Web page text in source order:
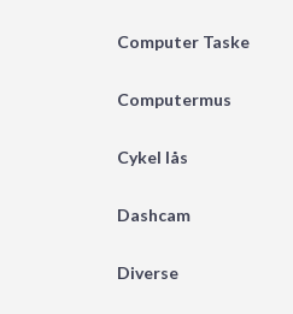
Computer Taske
Computermus
Cykel lås
Dashcam
Diverse